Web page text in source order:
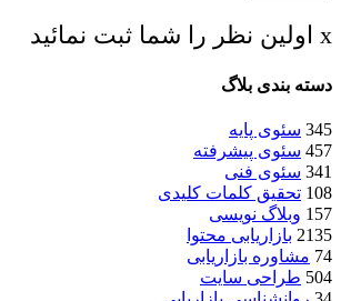
x اولین نظر را شما ثبت نمائید
دسته بندی بلاگ
345 سئوی پایه
457 سئوی پیشرفته
341 سئوی فنی
108 تحقیق کلمات کلیدی
157 وبلاگ نویسی
2135 بازاریابی محتوا
74 مشاوره بازاریابی
504 طراحی سایت